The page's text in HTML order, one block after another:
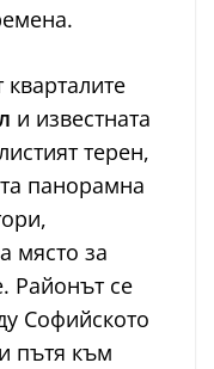
и известната
терен,
панорамна
място за
Районът се
Софийското
пътя към